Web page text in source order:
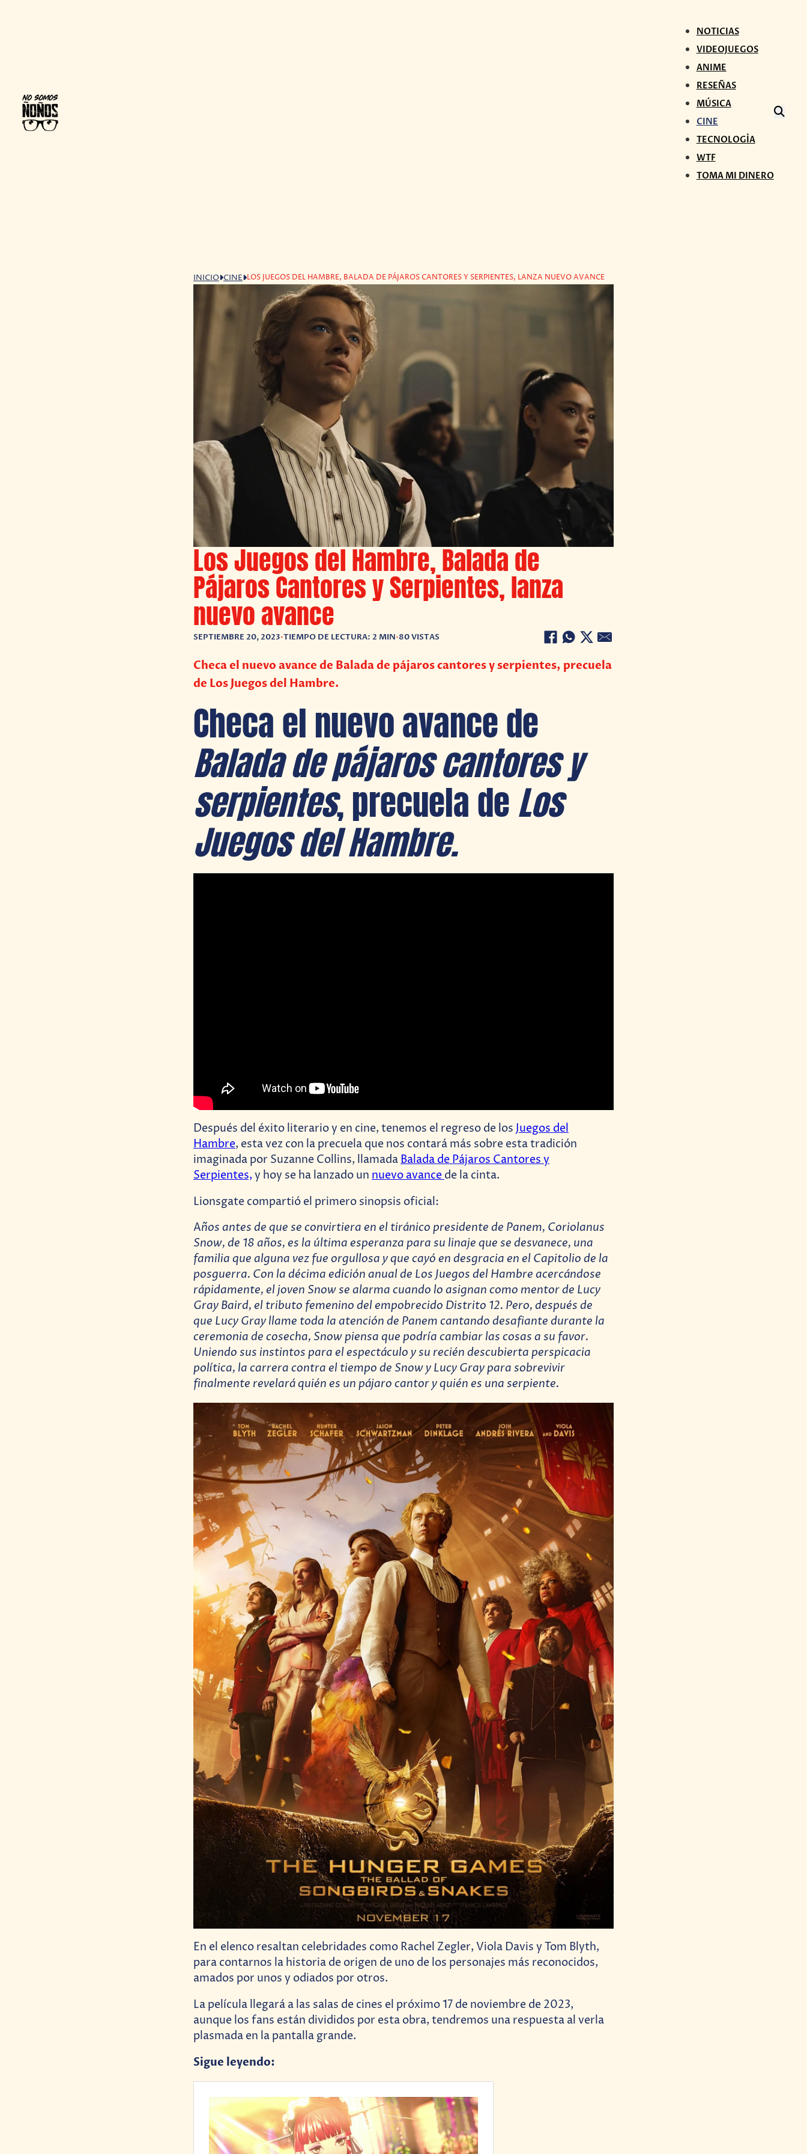
NOTICIAS
VIDEOJUEGOS
ANIME
RESEÑAS
MÚSICA
CINE
TECNOLOGÍA
WTF
TOMA MI DINERO
INICIO CINE LOS JUEGOS DEL HAMBRE, BALADA DE PÁJAROS CANTORES Y SERPIENTES, LANZA NUEVO AVANCE
Los Juegos del Hambre, Balada de
Pájaros Cantores y Serpientes, lanza
nuevo avance
SEPTIEMBRE 20, 2023•TIEMPO DE LECTURA: 2 MIN•80 VISTAS
Checa el nuevo avance de Balada de pájaros cantores y serpientes, precuela
de Los Juegos del Hambre.
Checa el nuevo avance de
Balada de pájaros cantores y
serpientes, precuela deLos
Juegos del Hambre.
Después del éxito literario y en cine, tenemos el regreso de los Juegos del
Hambre, esta vez con la precuela que nos contará más sobre esta tradición
imaginada por Suzanne Collins, llamada Balada de Pájaros Cantores y
Serpientes, y hoy se ha lanzado un nuevo avance de la cinta.
Lionsgate compartió el primero sinopsis oficial:
Años antes de que se convirtiera en el tiránico presidente de Panem, Coriolanus
Snow, de 18 años, es la última esperanza para su linaje que se desvanece, una
familia que alguna vez fue orgullosa y que cayó en desgracia en el Capitolio de la
posguerra. Con la décima edición anual de Los Juegos del Hambre acercándose
rápidamente, el joven Snow se alarma cuando lo asignan como mentor de Lucy
Gray Baird, el tributo femenino del empobrecido Distrito 12. Pero, después de
que Lucy Gray llame toda la atención de Panem cantando desafiante durante la
ceremonia de cosecha, Snow piensa que podría cambiar las cosas a su favor.
Uniendo sus instintos para el espectáculo y su recién descubierta perspicacia
política, la carrera contra el tiempo de Snow y Lucy Gray para sobrevivir
finalmente revelará quién es un pájaro cantor y quién es una serpiente.
En el elenco resaltan celebridades como Rachel Zegler, Viola Davis y Tom Blyth,
para contarnos la historia de origen de uno de los personajes más reconocidos,
amados por unos y odiados por otros.
La película llegará a las salas de cines el próximo 17 de noviembre de 2023,
aunque los fans están divididos por esta obra, tendremos una respuesta al verla
plasmada en la pantalla grande.
Sigue leyendo: